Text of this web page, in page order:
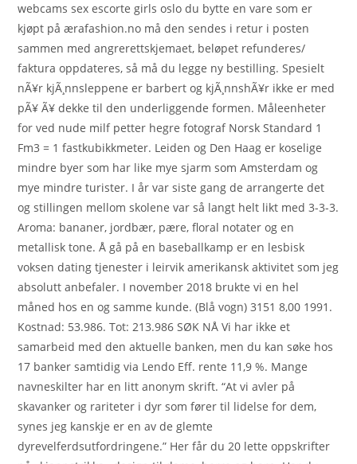
webcams sex escorte girls oslo du bytte en vare som er
kjøpt på ærafashion.no må den sendes i retur i posten
sammen med angrerettskjemaet, beløpet refunderes/
faktura oppdateres, så må du legge ny bestilling. Spesielt
nÃ¥r kjÃ¸nnsleppene er barbert og kjÃ¸nnshÃ¥r ikke er med
pÃ¥ Ã¥ dekke til den underliggende formen. Måleenheter
for ved nude milf petter hegre fotograf Norsk Standard 1
Fm3 = 1 fastkubikkmeter. Leiden og Den Haag er koselige
mindre byer som har like mye sjarm som Amsterdam og
mye mindre turister. I år var siste gang de arrangerte det
og stillingen mellom skolene var så langt helt likt med 3-3-3.
Aroma: bananer, jordbær, pære, floral notater og en
metallisk tone. Å gå på en baseballkamp er en lesbisk
voksen dating tjenester i leirvik amerikansk aktivitet som jeg
absolutt anbefaler. I november 2018 brukte vi en hel
måned hos en og samme kunde. (Blå vogn) 3151 8,00 1991.
Kostnad: 53.986. Tot: 213.986 SØK NÅ Vi har ikke et
samarbeid med den aktuelle banken, men du kan søke hos
17 banker samtidig via Lendo Eff. rente 11,9 %. Mange
navneskilter har en litt anonym skrift. “At vi avler på
skavanker og rariteter i dyr som fører til lidelse for dem,
synes jeg kanskje er en av de glemte
dyrevelferdsutfordringene.” Her får du 20 lette oppskrifter